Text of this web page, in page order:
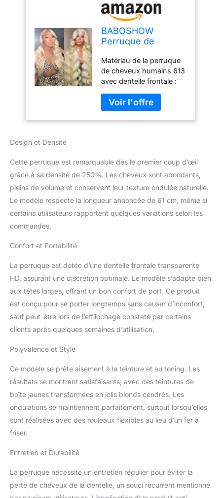
BABOSHOW
Perruque de
ondulés avec
dentelle frontale de
250 % de densité -
613 x 15,2 cm -
Perruque frontale
transparente HD de
61 cm
Matériau de la perruque
de cheveux humains 613
avec dentelle frontale :
cheveux humains 100 %
vierges, ramassés de
jeunes filles, sans
blonde de qualité :
perruque frontale HD 613
x 15,2 cm, densité de
et épaisse, chute
minimale, pas de nœuds,
fantastique. Avantages
des perruques de
cheveux humains avec
dentelle transparente HD,
douce et invisible, partie
libre de 35,7 x 15,2 cm, a
milieu, le côté et la queue
de cheval haute comme
vous le souhaitez. Taille
cheveux humains Fontal
: la perruque de cheveux
peuvent être ajustées
pour s'adapter à votre
tête. Portez la perruque
Design et Densité
Cette perruque est remarquable dès le premier coup d’œil
grâce à sa densité de 250%. Les cheveux sont abondants,
pleins de volume et conservent leur texture ondulée naturelle.
Le modèle respecte la longueur annoncée de 61 cm, même si
certains utilisateurs rapportent quelques variations selon les
commandes.
Confort et Portabilité
La perruque est dotée d’une dentelle frontale transparente
HD, assurant une discrétion optimale. Le modèle s’adapte bien
aux têtes larges, offrant un bon confort de port. Ce produit
est conçu pour se porter longtemps sans causer d’inconfort,
sauf peut-être lors de l’effilochage constaté par certains
clients après quelques semaines d’utilisation.
Polyvalence et Style
Ce modèle se prête aisément à la teinture et au toning. Les
résultats se montrent satisfaisants, avec des teintures de
boîte jaunes transformées en jolis blonds cendrés. Les
ondulations se maintiennent parfaitement, surtout lorsqu’elles
sont réalisées avec des rouleaux flexibles au lieu d’un fer à
friser.
Entretien et Durabilité
La perruque nécessite un entretien régulier pour éviter la
perte de cheveux de la dentelle, un souci récurrent mentionné